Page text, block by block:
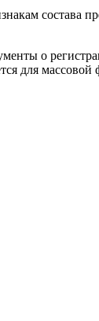
состава
о
для